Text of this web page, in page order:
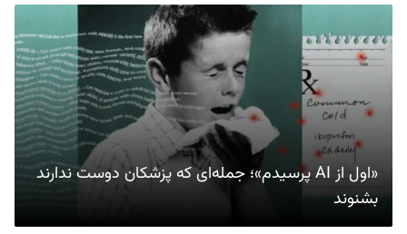
«اول از AI پرسیدم»؛ جمله‌ای که پزشکان دوست ندارند
بشنوند